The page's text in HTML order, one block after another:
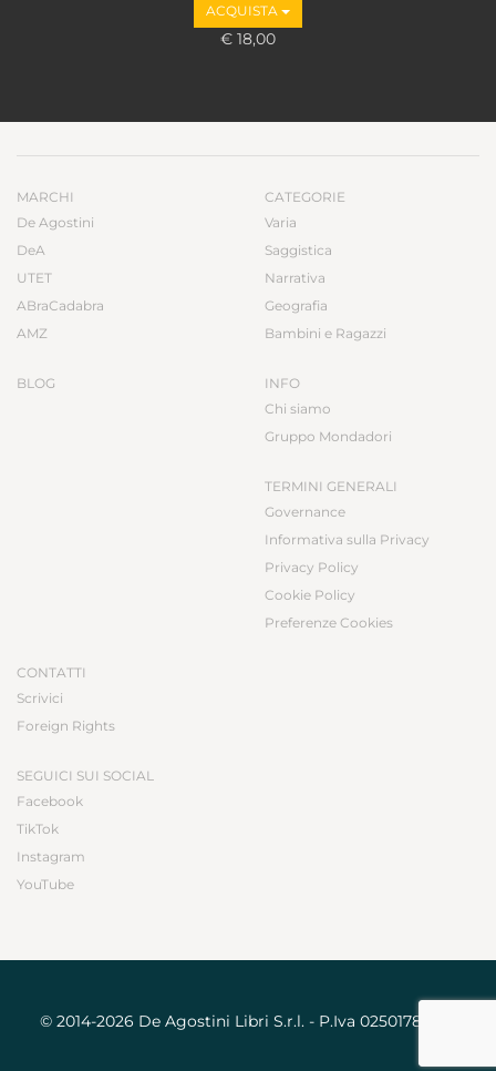
ACQUISTA
€ 18,00
MARCHI
De Agostini
DeA
UTET
ABraCadabra
AMZ
BLOG
CATEGORIE
Varia
Saggistica
Narrativa
Geografia
Bambini e Ragazzi
INFO
Chi siamo
Gruppo Mondadori
TERMINI GENERALI
Governance
Informativa sulla Privacy
Privacy Policy
Cookie Policy
Preferenze Cookies
CONTATTI
Scrivici
Foreign Rights
SEGUICI SUI SOCIAL
Facebook
TikTok
Instagram
YouTube
© 2014-2026 De Agostini Libri S.r.l. - P.Iva 02501780031